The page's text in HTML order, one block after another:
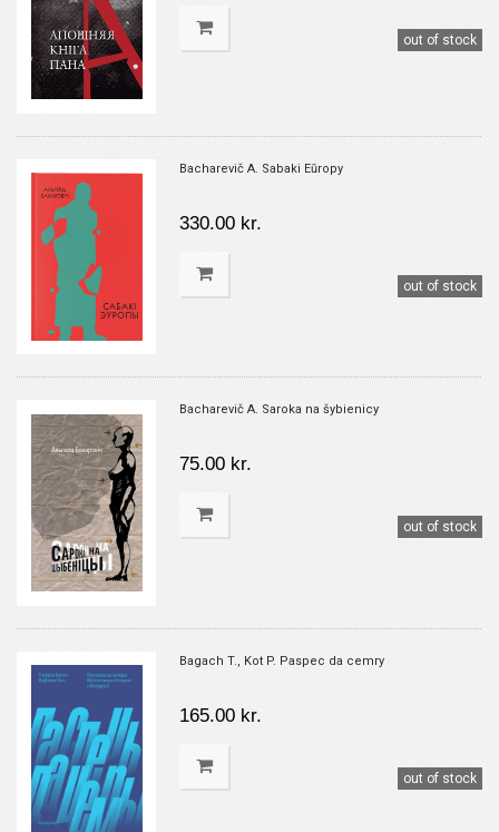
out of stock
Bacharevič A. Sabaki Eŭropy
330.00 kr.
out of stock
Bacharevič A. Saroka na šybienicy
75.00 kr.
out of stock
Bagach T., Kot P. Paspec da cemry
165.00 kr.
out of stock